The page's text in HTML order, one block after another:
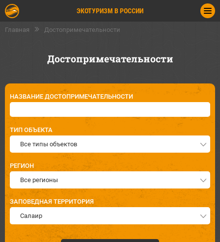
ЭКОТУРИЗМ В РОССИИ
Главная Достопримечательности
Достопримечательности
НАЗВАНИЕ ДОСТОПРИМЕЧАТЕЛЬНОСТИ
ТИП ОБЪЕКТА
Все типы объектов
РЕГИОН
Все регионы
ЗАПОВЕДНАЯ ТЕРРИТОРИЯ
Салаир